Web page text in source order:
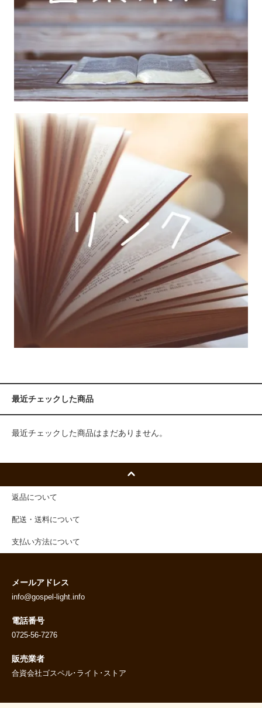
最近チェックした商品
最近チェックした商品はまだありません。
返品について
配送・送料について
支払い方法について
メールアドレス
info@gospel-light.info
電話番号
0725-56-7276
販売業者
合資会社ゴスペル･ライト･ストア